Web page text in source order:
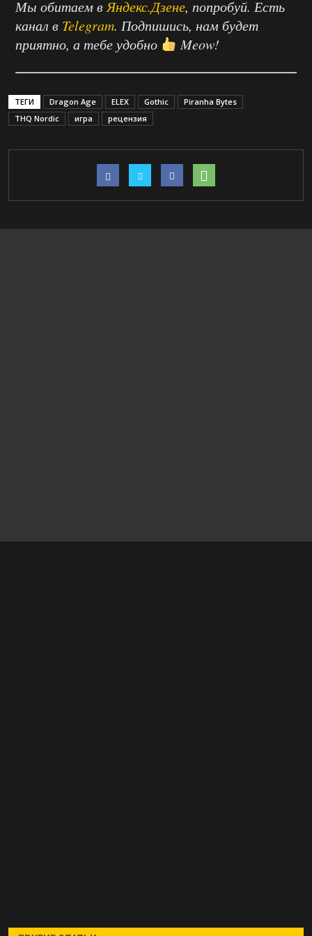
Мы обитаем в Яндекс.Дзене, попробуй. Есть
канал в Telegram. Подпишись, нам будет
приятно, а тебе удобно
Meow!
ТЕГИ Dragon Age ELEX Gothic
Piranha Bytes
THQ Nordic
игра рецензия